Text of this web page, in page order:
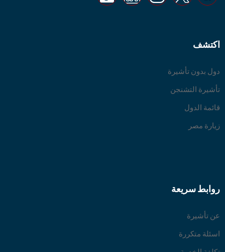
اكتشف
دول بدون تأشيرة
تأشيرة التشنجن
قائمة الدول
زيارة مصر
روابط سريعة
عن تأشيرة
اسئلة متكررة